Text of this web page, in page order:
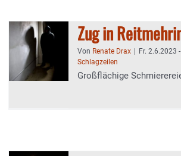
Zug in
Von Renate Drax Fr. 2.6.2023
Schlagzeilen
Großflächige